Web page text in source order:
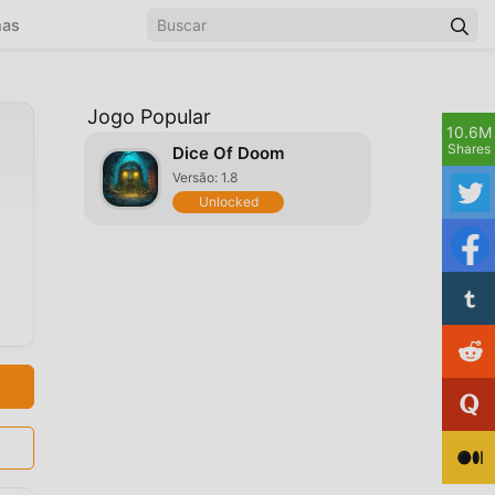
Jogo Popular
Dice Of Doom
Versão: 1.8
Unlocked
10.6M
Shares